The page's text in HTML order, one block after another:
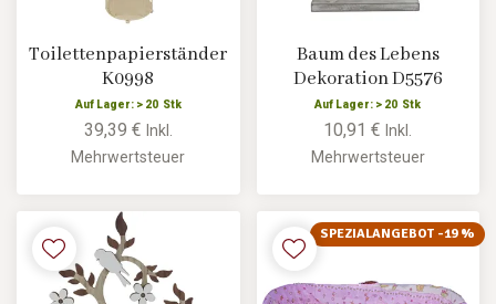
Toilettenpapierständer
K0998
Auf Lager: > 20 Stk
39,39 € Inkl.
Mehrwertsteuer
Baum des Lebens
Dekoration D5576
Auf Lager: > 20 Stk
10,91 €Inkl.
Mehrwertsteuer
SPEZIALANGEBOT -19 %